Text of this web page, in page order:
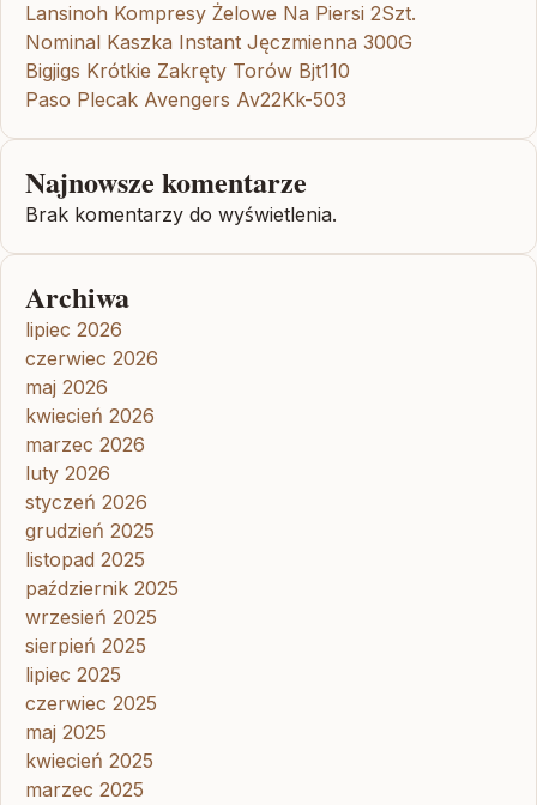
Lansinoh Kompresy Żelowe Na Piersi 2Szt.
Nominal Kaszka Instant Jęczmienna 300G
Bigjigs Krótkie Zakręty Torów Bjt110
Paso Plecak Avengers Av22Kk-503
Najnowsze komentarze
Brak komentarzy do wyświetlenia.
Archiwa
lipiec 2026
czerwiec 2026
maj 2026
kwiecień 2026
marzec 2026
luty 2026
styczeń 2026
grudzień 2025
listopad 2025
październik 2025
wrzesień 2025
sierpień 2025
lipiec 2025
czerwiec 2025
maj 2025
kwiecień 2025
marzec 2025